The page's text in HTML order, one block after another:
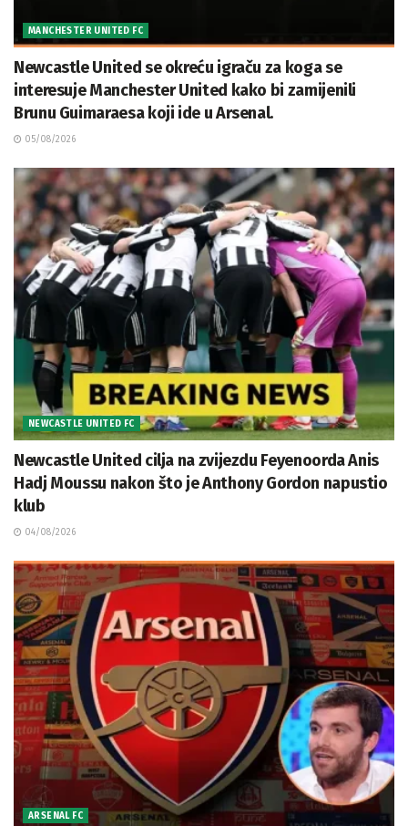
MANCHESTER UNITED FC
Newcastle United se okreću igraču za koga se
interesuje Manchester United kako bi zamijenili
Brunu Guimaraesa koji ide u Arsenal.
05/08/2026
NEWCASTLE UNITED FC
Newcastle United cilja na zvijezdu Feyenoorda Anis
Hadj Moussu nakon što je Anthony Gordon napustio
klub
04/08/2026
ARSENAL FC